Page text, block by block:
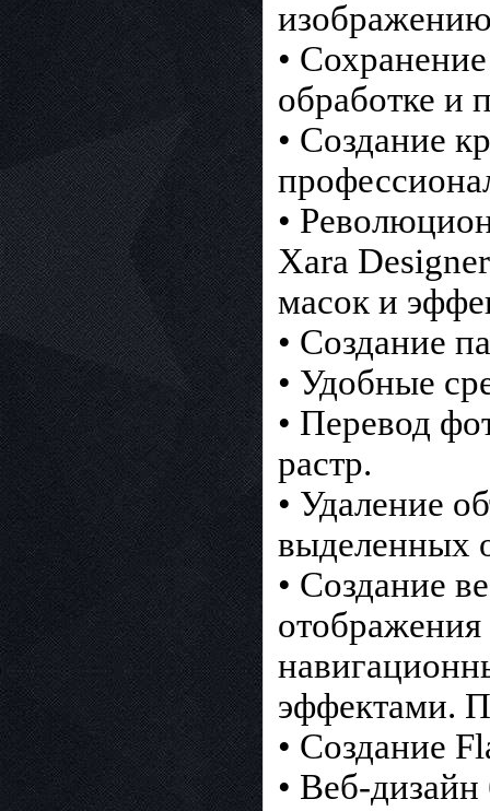
изображению
•
обработке и
• Создание
•
Xara
масок и
• Создание
• Удобные
• Перевод
растр.
• Удаление
выделенных
• Создание
эффектами.
• Создание
• Веб-